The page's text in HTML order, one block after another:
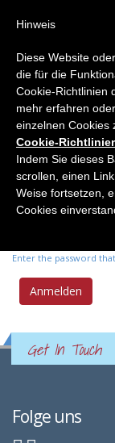
Primary
Anmelden(active
tab)
Benutzername*
Enter your Elemente
Passwort *
Enter the password
Get In Touch
Folge uns
Hinweis
Diese Website
die für die
Cookie-Richtlinien
mehr erfahren
einzelnen Cookies
Cookie-
Indem Sie dieses
scrollen, einen
Weise fortsetzen,
Cookies